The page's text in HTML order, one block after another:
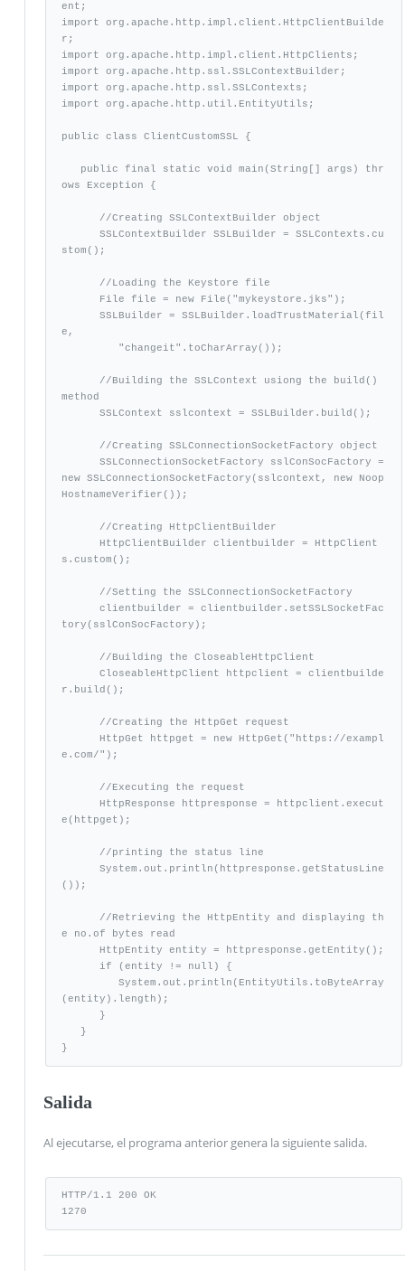
ent;
import org.apache.http.impl.client.HttpClientBuilde
r;
import org.apache.http.impl.client.HttpClients;
import org.apache.http.ssl.SSLContextBuilder;
import org.apache.http.ssl.SSLContexts;
import org.apache.http.util.EntityUtils;
public class ClientCustomSSL {
ows Exception {
stom();
e,
method
new SSLConnectionSocketFactory(sslcontext, new Noop
HostnameVerifier());
s.custom();
tory(sslConSocFactory);
r.build();
e.com/");
e(httpget);
());
e no.of bytes read
(entity).length);
}
Salida
Al ejecutarse, el programa anterior genera la siguiente salida.
HTTP/1.1 200 OK
1270